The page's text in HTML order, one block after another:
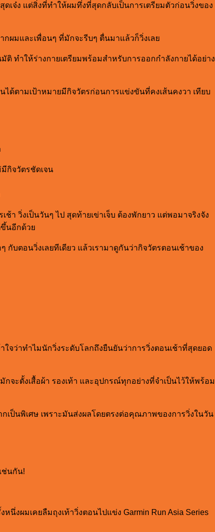
จ๋ง แต่สิ่งที่ทำให้ผมทึ่งที่สุดกลับเป็นการเตรียมตัวก่อนวิ่งของ
ผมและเพื่อนๆ ที่มักจะรีบๆ ตื่นมาแล้วก็วิ่งเลย
ทำให้ร่างกายเตรียมพร้อมสำหรับการออกกำลังกายได้อย่าง
ด้ตามเป้าหมายมีกิจวัตรก่อนการแข่งขันที่คงเส้นคงวา เทียบ
กิจวัตรชัดเจน
วิ่งเป็นวันๆ ไป สุดท้ายเข่าเจ็บ ต้องพักยาว แต่พอมาจริงจัง
ขึ้นอีกด้วย
บตอนวิ่งเลยทีเดียว แล้วเรามาดูกันว่ากิจวัตรตอนเช้าของ
ใจว่าทำไมนักวิ่งระดับโลกถึงยืนยันว่าการวิ่งตอนเช้าที่สุดยอด
ะตั้งเสื้อผ้า รองเท้า และอุปกรณ์ทุกอย่างที่จำเป็นไว้ให้พร้อม
ป็นพิเศษ เพราะมันส่งผลโดยตรงต่อคุณภาพของการวิ่งในวัน
ช่นกัน!
นึ่งผมเคยลืมถุงเท้าวิ่งตอนไปแข่ง Garmin Run Asia Series